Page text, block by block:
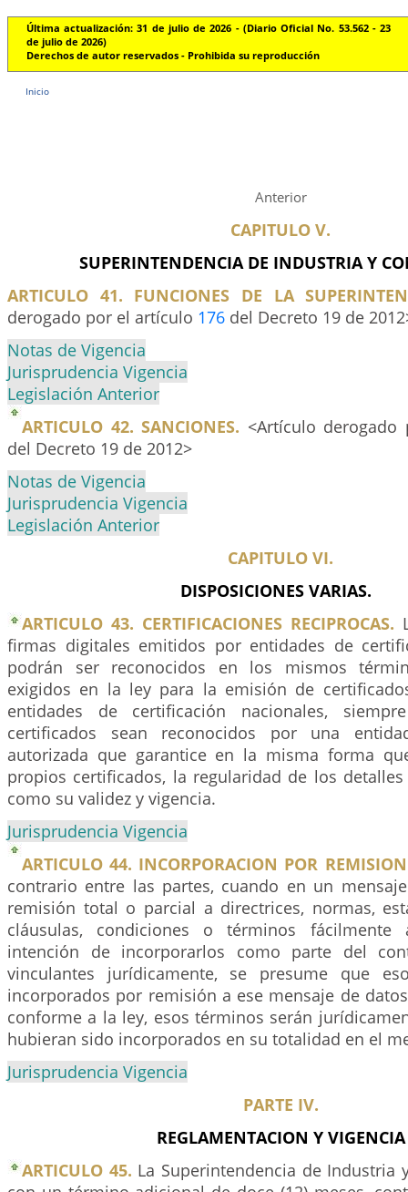
Última actualización: 31 de julio de 2026 - (Diario Oficial No. 53.562 - 23
de julio de 2026)
Derechos de autor reservados - Prohibida su reproducción
Inicio
Anterior
CAPITULO V.
SUPERINTENDENCIA DE INDUSTRIA Y
ARTICULO 41. FUNCIONES DE LA
derogado por el artículo 176 del Decreto 19 de
Notas de Vigencia
Jurisprudencia Vigencia
Legislación Anterior
ARTICULO 42. SANCIONES. <Artículo
del Decreto 19 de 2012>
Notas de Vigencia
Jurisprudencia Vigencia
Legislación Anterior
CAPITULO VI.
DISPOSICIONES VARIAS.
ARTICULO 43. CERTIFICACIONES RECIPROCAS.
firmas digitales emitidos por entidades de
podrán ser reconocidos en los mismos
exigidos en la ley para la emisión de
entidades de certificación nacionales,
certificados sean reconocidos por una
autorizada que garantice en la misma forma
propios certificados, la regularidad de los
como su validez y vigencia.
Jurisprudencia Vigencia
ARTICULO 44. INCORPORACION POR
contrario entre las partes, cuando en un
remisión total o parcial a directrices, normas,
cláusulas, condiciones o términos fácilmente
intención de incorporarlos como parte del
vinculantes jurídicamente, se presume que
incorporados por remisión a ese mensaje de
conforme a la ley, esos términos serán
hubieran sido incorporados en su totalidad en el
Jurisprudencia Vigencia
PARTE IV.
REGLAMENTACION Y VIGENCIA
ARTICULO 45. La Superintendencia de Industria